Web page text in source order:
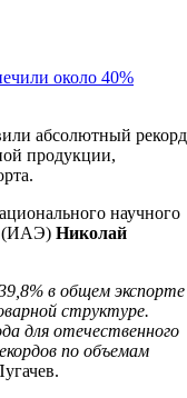
абсолютный рекорд
продукции,
научного
(ИАЭ) Николай
в общем экспорте
структуре.
для отечественного
по объемам